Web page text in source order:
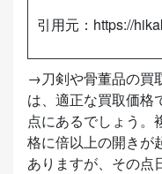
引用元： https://
→刀剣や骨董品の買
は、適正な買取価格
点にあるでしょう。
格に倍以上の開きが
ありますが、その点